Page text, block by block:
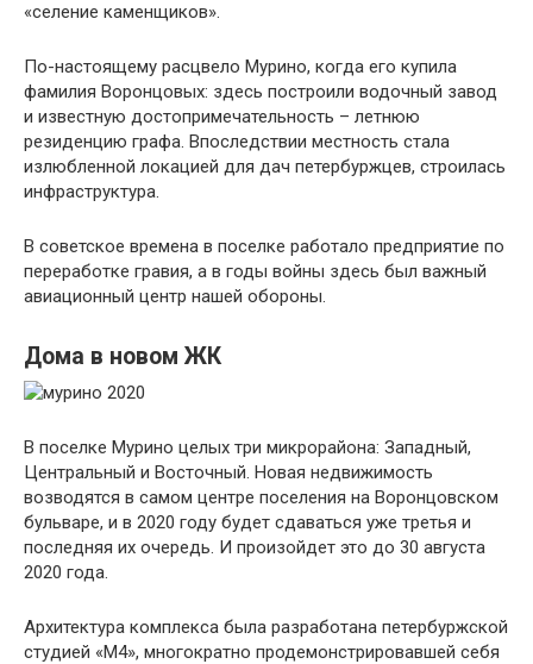
«селение каменщиков».
По-настоящему расцвело Мурино, когда его купила
фамилия Воронцовых: здесь построили водочный завод
и известную достопримечательность – летнюю
резиденцию графа. Впоследствии местность стала
излюбленной локацией для дач петербуржцев, строилась
инфраструктура.
В советское времена в поселке работало предприятие по
переработке гравия, а в годы войны здесь был важный
авиационный центр нашей обороны.
Дома в новом ЖК
В поселке Мурино целых три микрорайона: Западный,
Центральный и Восточный. Новая недвижимость
возводятся в самом центре поселения на Воронцовском
бульваре, и в 2020 году будет сдаваться уже третья и
последняя их очередь. И произойдет это до 30 августа
2020 года.
Архитектура комплекса была разработана петербуржской
студией «М4», многократно продемонстрировавшей себя